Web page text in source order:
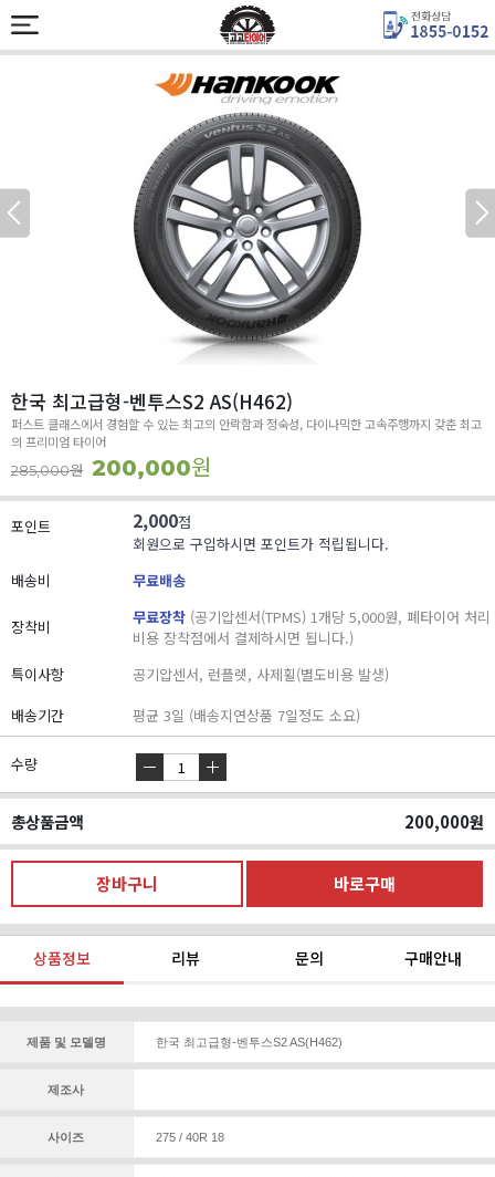
한국 최고급형-벤투스S2 AS(H462)
퍼스트 클래스에서 경험할 수 있는 최고의 안락함과 정숙성, 다이나믹한 고속주행까지 갖춘 최고
의 프리미엄 타이어
285,000원 200,000원
포인트 2,000점
회원으로 구입하시면 포인트가 적립됩니다.
배송비
무료배송
장착비 무료장착 (공기압센서(TPMS) 1개당 5,000원, 폐타이어 처리
비용 장착점에서 결제하시면 됩니다.)
특이사항
공기압센서, 런플렛, 사제휠(별도비용 발생)
배송기간
평균 3일 (배송지연상품 7일정도 소요)
수량
총상품금액 200,000원
상품정보 리뷰 문의 구매안내
제품 및 모델명 한국 최고급형-벤투스S2 AS(H462)
제조사
사이즈 275 / 40R 18